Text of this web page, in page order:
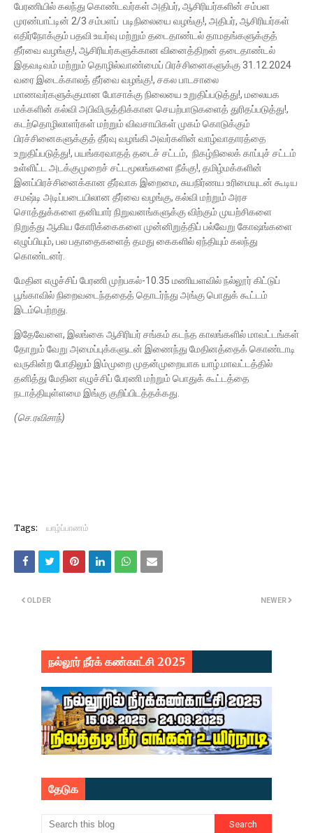
பேரணியில் கலந்து கொண்டவர்கள் அதிபர், ஆசிரியர்களின் சம்பள
முரண்பாட்டின் 2/3 சம்பளப் படிநிலையை வழங்கு!, அதிபர், ஆசிரியர்கள்
எதிர்நோக்கும் பதவி உயர்வு மற்றும் தடைதாண்டல் தாமதங்களுக்குத்
தீர்வை வழங்கு!, ஆசிரியர்களுக்கான வினைத்திறன் தடைதாண்டல்
இதவடிவம் மற்றும் தொழில்வாண்மைப் பிரச்சினைகளுக்கு 31.12.2024
வரை இடைக்காலத் தீர்வை வழங்கு!, சகல பாடசாலை
மாணவர்களுக்குமான போசாக்கு நிலையை உறுதிப்படுத்து!, மலையக
மக்களின் கல்வி அபிவிருத்திக்கான செயற்பாடுகளைத் துரிதப்படுத்து!,
கடற்தொழிலாளர்கள் மற்றும் விவசாயிகள் முகம் கொடுக்கும்
பிரச்சினைகளுக்குத் தீர்வு வழங்கி அவர்களின் வாழ்வாதாரத்தை
உறுதிப்படுத்து!, பயங்கரவாதத் தடைச் சட்டம், நிகழ்நிலைக் காப்புச் சட்டம்
உள்ளிட்ட அடக்குமுறைச் சட்டமூலங்களை நீக்கு!, தமிழ்மக்களின்
இனப்பிரச்சினைக்கான தீர்வாக இறைமை, சுயநிர்ணய உரிமையுடன் கூடிய
சமஷ்டி அடிப்படையிலான தீர்வை வழங்கு, கல்வி மற்றும் அரச
சொத்துக்களை தனியார் நிறுவனங்களுக்கு விற்கும் முயற்சிகளை
நிறுத்து ஆகிய கோரிக்கைகளை முன்னிறுத்திப் பல்வேறு கோஷங்களை
எழுப்பியும், பல பதாதைகளைத் தமது கைகளில் ஏந்தியும் கலந்து
கொண்டனர்.
மேதின எழுச்சிப் பேரணி முற்பகல்-10.35 மணியளவில் நல்லூர் கிட்டுப்
பூங்காவில் நிறைவடைந்ததைத் தொடர்ந்து அங்கு பொதுக் கூட்டம்
இடம்பெற்றது.
இதேவேளை, இலங்கை ஆசிரியர் சங்கம் கடந்த காலங்களில் மாவட்டங்கள்
தோறும் வேறு அமைப்புக்களுடன் இணைந்து மேதினத்தைக் கொண்டாடி
வருகின்ற போதிலும் இம்முறை முதன்முறையாக யாழ்.மாவட்டத்தில்
தனித்து மேதின எழுச்சிப் பேரணி மற்றும் பொதுக் கூட்டத்தை
நடாத்தியுள்ளமை இங்கு குறிப்பிடத்தக்கது.
(செ.ரவிசாந்)
Tags: யாழ்ப்பாணம்
NEWER
OLDER
நல்லூர் நீர்க் கண்காட்சி 2025
தேடுக